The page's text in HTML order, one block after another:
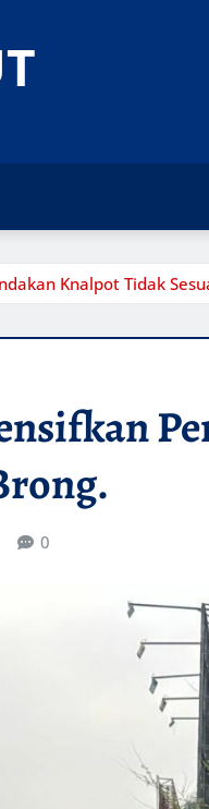
Knalpot Tidak
0